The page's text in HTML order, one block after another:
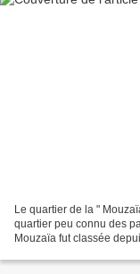
Le quartier de la "
quartier peu connu des
Mouzaïa fut classée